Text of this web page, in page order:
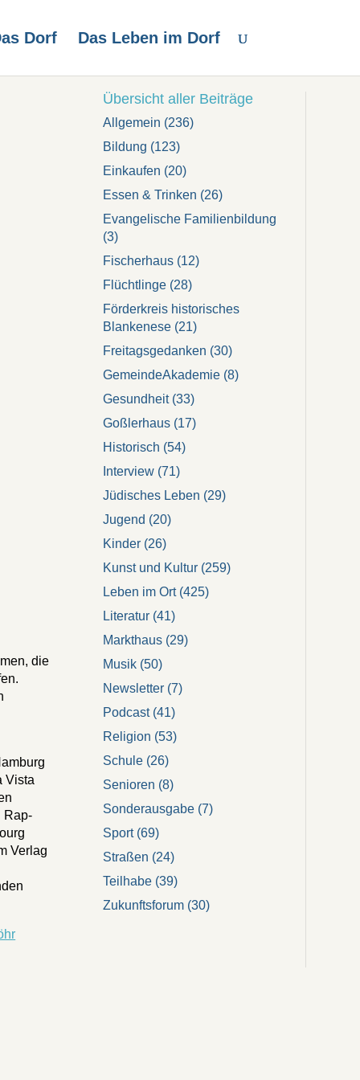
Dorf Das Leben im Dorf
die
Vista
Rap-
Verlag
Übersicht aller Beiträge
Allgemein (236)
Bildung (123)
Einkaufen (20)
Essen & Trinken (26)
Evangelische Familienbildung
(3)
Fischerhaus (12)
Flüchtlinge (28)
Förderkreis historisches
Blankenese (21)
Freitagsgedanken (30)
GemeindeAkademie (8)
Gesundheit(33)
Goßlerhaus (17)
Historisch (54)
Interview (71)
Jüdisches Leben (29)
Jugend (20)
Kinder (26)
Kunst und Kultur (259)
Leben im Ort(425)
Literatur (41)
Markthaus (29)
Musik (50)
Newsletter (7)
Podcast(41)
Religion (53)
Schule (26)
Senioren (8)
Sonderausgabe (7)
Sport(69)
Straßen (24)
Teilhabe (39)
Zukunftsforum (30)